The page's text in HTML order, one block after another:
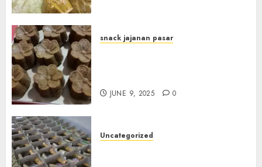
snack jajanan pasar
JUNE 9, 2025 0
Uncategorized